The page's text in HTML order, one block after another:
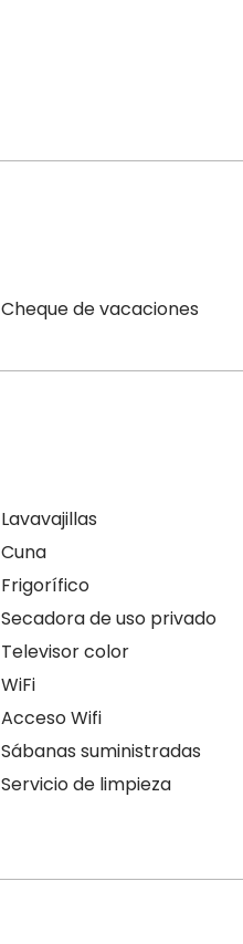
Cheque de vacaciones
Lavavajillas
Cuna
Frigorífico
Secadora de uso privado
Televisor color
WiFi
Acceso Wifi
Sábanas suministradas
Servicio de limpieza